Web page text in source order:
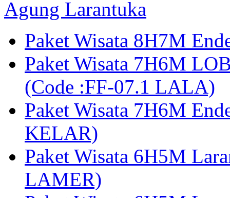
Agung Larantuka
Paket Wisata 8H7M
Paket Wisata 7H6M
(Code :FF-07.1 LALA)
Paket Wisata 7H6M
KELAR)
Paket Wisata 6H5M
LAMER)